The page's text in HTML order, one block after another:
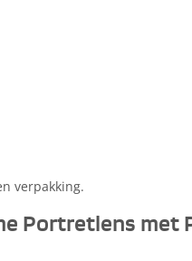
verpakking.
Portretlens met